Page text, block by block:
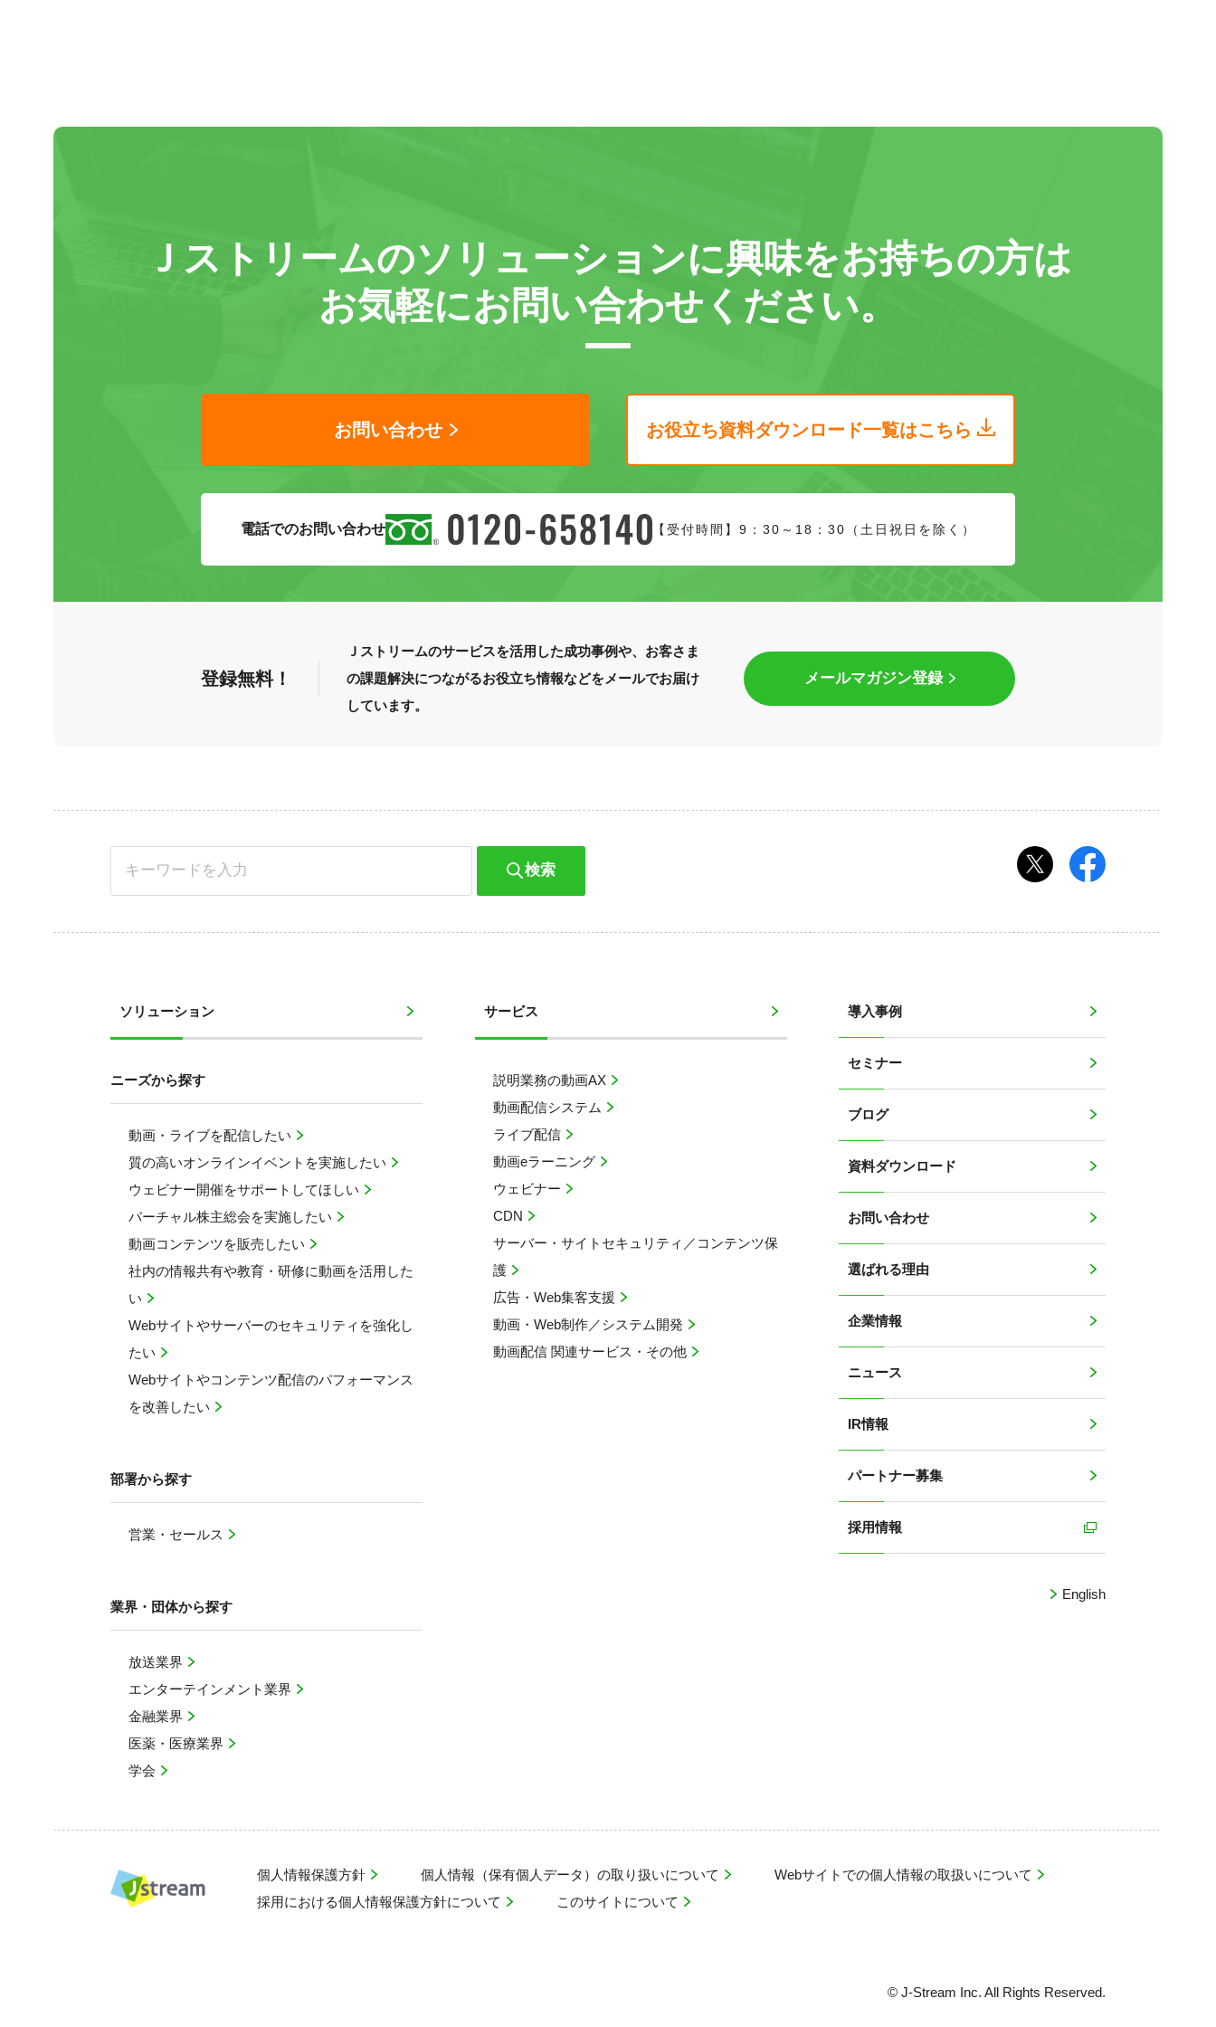
Ｊストリームのソリューションに興味をお持ちの方は
お気軽にお問い合わせください。
お問い合わせ お役立ち資料ダウンロード一覧はこちら
電話でのお問い合わせ 【受付時間】9：30～18：30（土日祝日を除く）
登録無料！
Ｊストリームのサービスを活用した成功事例や、お客さま
の課題解決につながるお役立ち情報などをメールでお届け
しています。
メールマガジン登録
検索
ソリューション
ニーズから探す
動画・ライブを配信したい
質の高いオンラインイベントを実施したい
ウェビナー開催をサポートしてほしい
バーチャル株主総会を実施したい
動画コンテンツを販売したい
社内の情報共有や教育・研修に動画を活用した
い
Webサイトやサーバーのセキュリティを強化し
たい
Webサイトやコンテンツ配信のパフォーマンス
を改善したい
部署から探す
営業・セールス
業界・団体から探す
放送業界
エンターテインメント業界
金融業界
医薬・医療業界
学会
サービス
説明業務の動画AX
動画配信システム
ライブ配信
動画eラーニング
ウェビナー
CDN
サーバー・サイトセキュリティ／コンテンツ保
護
広告・Web集客支援
動画・Web制作／システム開発
動画配信 関連サービス・その他
導入事例
セミナー
ブログ
資料ダウンロード
お問い合わせ
選ばれる理由
企業情報
ニュース
IR情報
パートナー募集
採用情報
English
個人情報保護方針 個人情報（保有個人データ）の取り扱いについて
Webサイトでの個人情報の取扱いについて
採用における個人情報保護方針について
このサイトについて
© J-Stream Inc. All Rights Reserved.